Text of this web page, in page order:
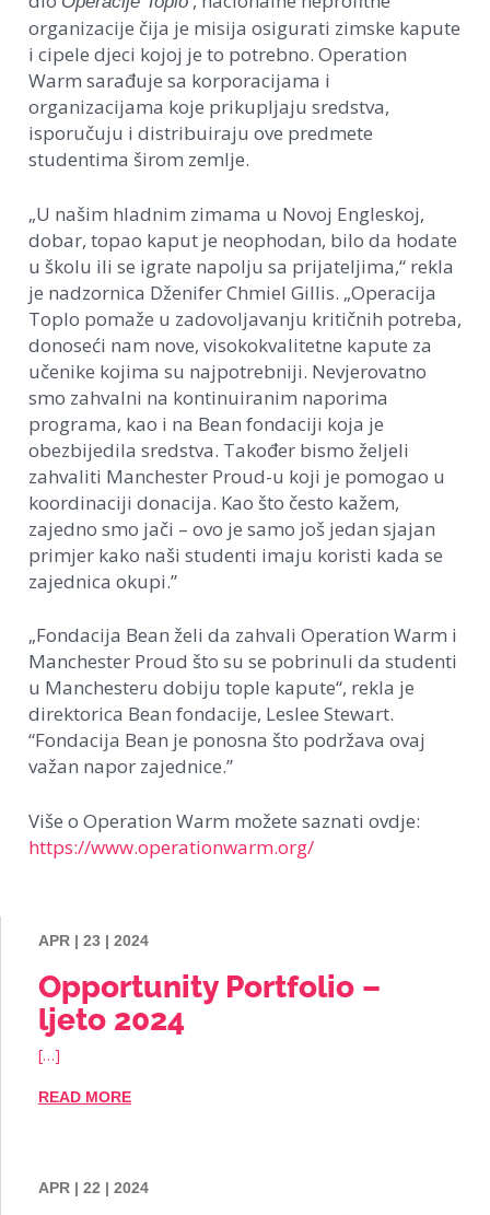
organizacije čija je misija osigurati zimske kapute
i cipele djeci kojoj je to potrebno. Operation
Warm sarađuje sa korporacijama i
organizacijama koje prikupljaju sredstva,
isporučuju i distribuiraju ove predmete
studentima širom zemlje.
„U našim hladnim zimama u Novoj Engleskoj,
dobar, topao kaput je neophodan, bilo da hodate
u školu ili se igrate napolju sa prijateljima,“ rekla
je nadzornica Dženifer Chmiel Gillis. „Operacija
Toplo pomaže u zadovoljavanju kritičnih potreba,
donoseći nam nove, visokokvalitetne kapute za
učenike kojima su najpotrebniji. Nevjerovatno
smo zahvalni na kontinuiranim naporima
programa, kao i na Bean fondaciji koja je
obezbijedila sredstva. Također bismo željeli
zahvaliti Manchester Proud-u koji je pomogao u
koordinaciji donacija. Kao što često kažem,
zajedno smo jači – ovo je samo još jedan sjajan
primjer kako naši studenti imaju koristi kada se
zajednica okupi.”
„Fondacija Bean želi da zahvali Operation Warm i
Manchester Proud što su se pobrinuli da studenti
u Manchesteru dobiju tople kapute“, rekla je
direktorica Bean fondacije, Leslee Stewart.
“Fondacija Bean je ponosna što podržava ovaj
važan napor zajednice.”
Više o Operation Warm možete saznati ovdje:
https://www.operationwarm.org/
APR | 23 | 2024
Opportunity Portfolio –
ljeto 2024
[…]
READ MORE
APR | 22 | 2024